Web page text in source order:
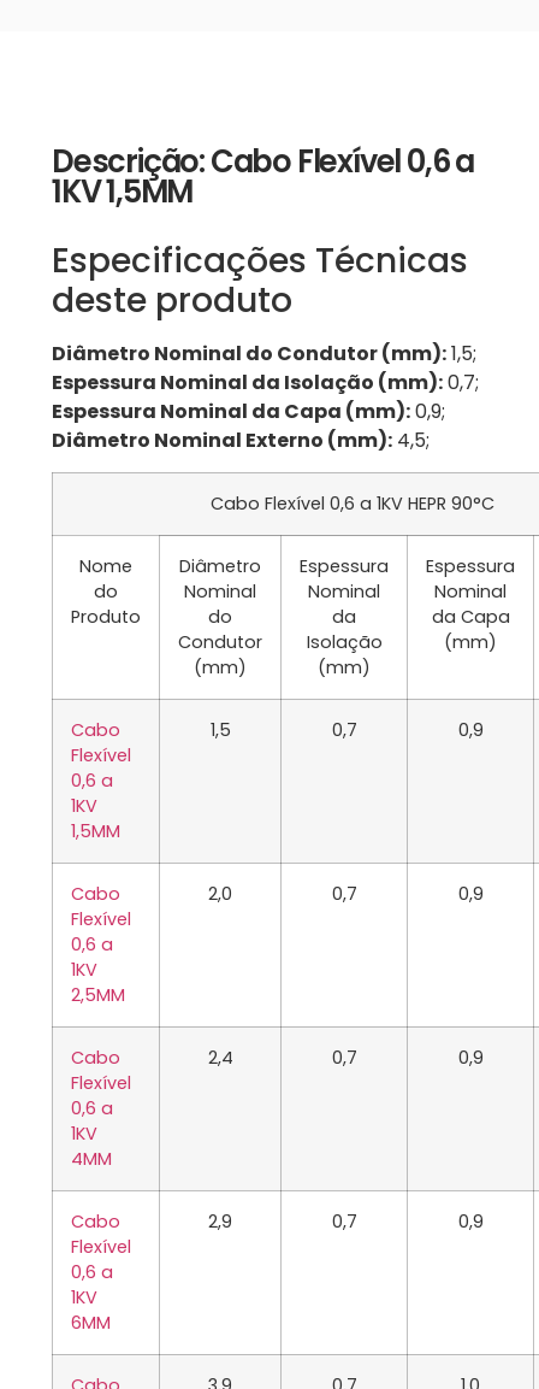
Descrição: Cabo Flexível 0,6 a
1KV 1,5MM
Especificações Técnicas
deste produto
Diâmetro Nominal do Condutor (mm):1,5;
Espessura Nominal da Isolação (mm):0,7;
Espessura Nominal da Capa (mm):0,9;
Diâmetro Nominal Externo (mm): 4,5;
Cabo Flexível 0,6 a 1KV HEPR 90°C
Nome
do
Produto
Diâmetro
Nominal
do
Condutor
(mm)
Espessura
Nominal
da
Isolação
(mm)
Espessura
Nominal
da Capa
(mm)
Cabo
Flexível
0,6 a
1KV
1,5MM
1,5 0,7 0,9
Cabo
Flexível
0,6 a
1KV
2,5MM
2,0 0,7 0,9
Cabo
Flexível
0,6 a
1KV
4MM
2,4 0,7 0,9
Cabo
Flexível
0,6 a
1KV
6MM
2,9 0,7 0,9